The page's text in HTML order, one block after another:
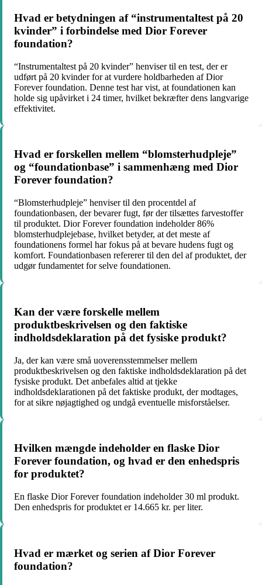
Hvad er betydningen af “instrumentaltest på 20
kvinder” i forbindelse med Dior Forever
foundation?
“Instrumentaltest på 20 kvinder” henviser til en test, der er
udført på 20 kvinder for at vurdere holdbarheden af Dior
Forever foundation. Denne test har vist, at foundationen kan
holde sig upåvirket i 24 timer, hvilket bekræfter dens langvarige
effektivitet.
Hvad er forskellen mellem “blomsterhudpleje”
og “foundationbase” i sammenhæng med Dior
Forever foundation?
“Blomsterhudpleje” henviser til den procentdel af
foundationbasen, der bevarer fugt, før der tilsættes farvestoffer
til produktet. Dior Forever foundation indeholder 86%
blomsterhudplejebase, hvilket betyder, at det meste af
foundationens formel har fokus på at bevare hudens fugt og
komfort. Foundationbasen refererer til den del af produktet, der
udgør fundamentet for selve foundationen.
Kan der være forskelle mellem
produktbeskrivelsen og den faktiske
indholdsdeklaration på det fysiske produkt?
Ja, der kan være små uoverensstemmelser mellem
produktbeskrivelsen og den faktiske indholdsdeklaration på det
fysiske produkt. Det anbefales altid at tjekke
indholdsdeklarationen på det faktiske produkt, der modtages,
for at sikre nøjagtighed og undgå eventuelle misforståelser.
Hvilken mængde indeholder en flaske Dior
Forever foundation, og hvad er den enhedspris
for produktet?
En flaske Dior Forever foundation indeholder 30 ml produkt.
Den enhedspris for produktet er 14.665 kr. per liter.
Hvad er mærket og serien af Dior Forever
foundation?